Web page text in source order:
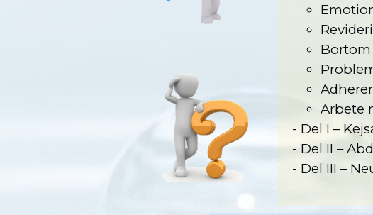
Arbete
- Del I –
- Del II –
- Del III –